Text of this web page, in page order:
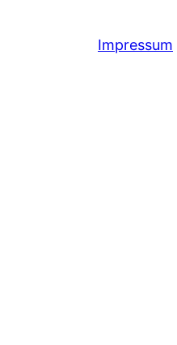
Impressum